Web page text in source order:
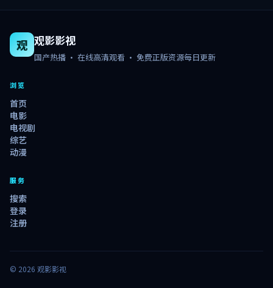
观 观影影视
国产热播 · 在线高清观看 · 免费正版资源每日更新
浏览
首页
电影
电视剧
综艺
动漫
服务
搜索
登录
注册
© 2026 观影影视